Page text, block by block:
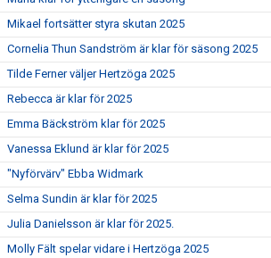
Mikael fortsätter styra skutan 2025
Cornelia Thun Sandström är klar för säsong 2025
Tilde Ferner väljer Hertzöga 2025
Rebecca är klar för 2025
Emma Bäckström klar för 2025
Vanessa Eklund är klar för 2025
"Nyförvärv" Ebba Widmark
Selma Sundin är klar för 2025
Julia Danielsson är klar för 2025.
Molly Fält spelar vidare i Hertzöga 2025